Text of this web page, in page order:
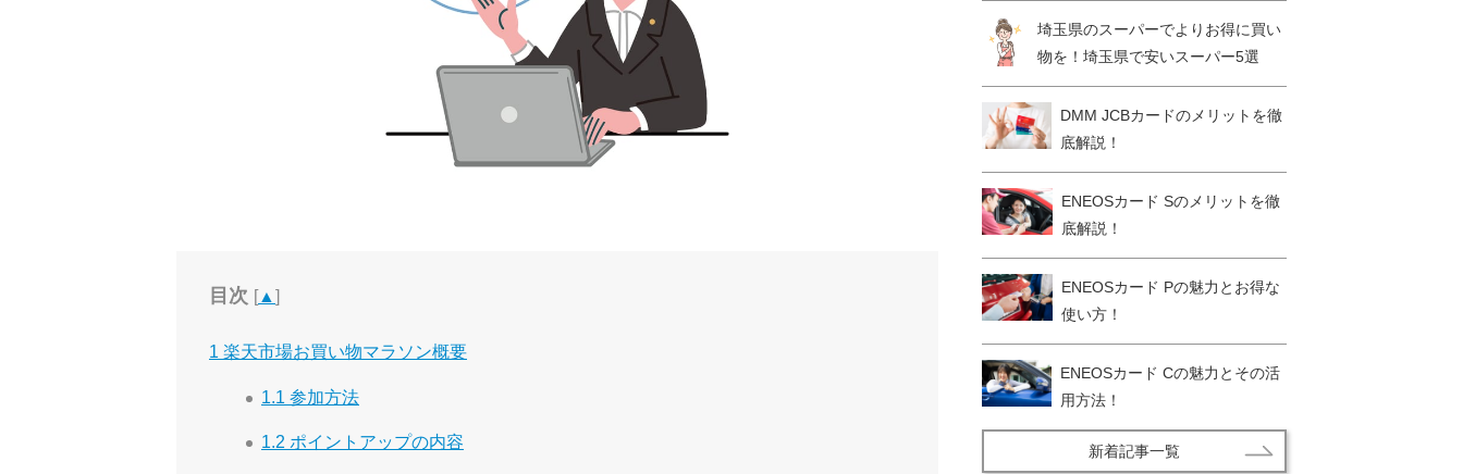
目次 [▲ ]
1 楽天市場お買い物マラソン概要
1.1 参加方法
1.2 ポイントアップの内容
埼玉県のスーパーでよりお得に買い
物を！埼玉県で安いスーパー5選
DMM JCBカードのメリットを徹
底解説！
ENEOSカード Sのメリットを徹
底解説！
ENEOSカード Pの魅力とお得な
使い方！
ENEOSカード Cの魅力とその活
用方法！
新着記事一覧